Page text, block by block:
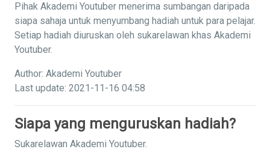
Pihak Akademi Youtuber menerima sumbangan daripada
siapa sahaja untuk menyumbang hadiah untuk para pelajar.
Setiap hadiah diuruskan oleh sukarelawan khas Akademi
Youtuber.
Author: Akademi Youtuber
Last update: 2021-11-16 04:58
Siapa yang menguruskan hadiah?
Sukarelawan Akademi Youtuber.